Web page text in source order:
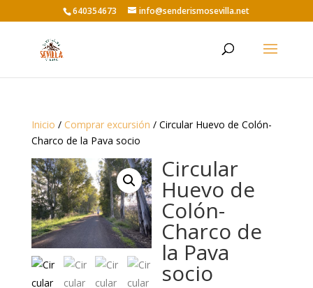
640354673 info@senderismosevilla.net
Inicio / Comprar excursión / Circular Huevo de Colón-
Charco de la Pava socio
Circular
Huevo de
Colón-
Charco de
la Pava
socio